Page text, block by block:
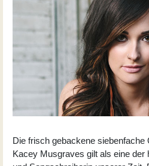
Die frisch gebackene
Kacey Musgraves gilt als eine der